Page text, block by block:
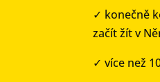
✓ konečně
začít žít v
✓více než